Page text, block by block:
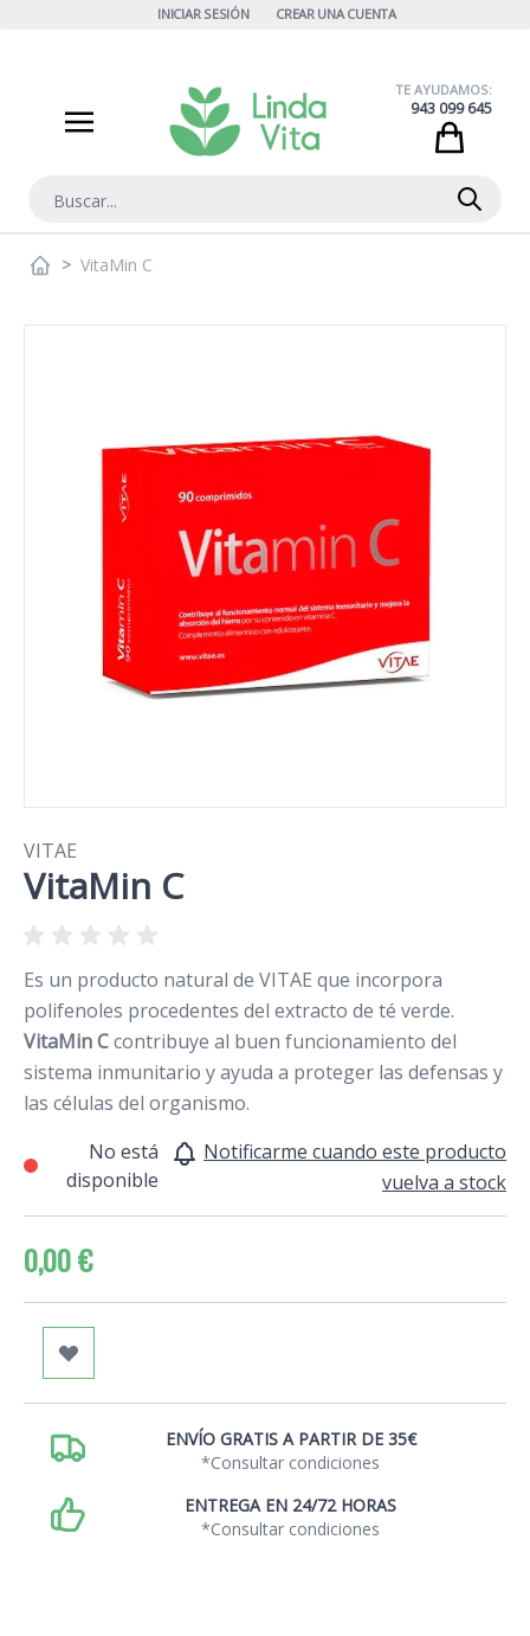
INICIAR SESIÓN CREAR UNA CUENTA
Buscar
TE AYUDAMOS:
943 099 645
> VitaMin C
VITAE
VitaMin C
Es un producto natural de VITAE que incorpora
polifenoles procedentes del extracto de té verde.
VitaMin Ccontribuye al buen funcionamiento del
sistema inmunitario y ayuda a proteger las defensas y
las células del organismo.
No está
disponible
Notificarme cuando este producto
vuelva a stock
0,00 €
ENVÍO GRATIS A PARTIR DE 35€
*Consultar condiciones
ENTREGA EN 24/72 HORAS
*Consultar condiciones